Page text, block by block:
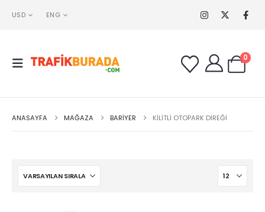
USD ENG
0
ANASAYFA MAĞAZA BARIYER KILITLI OTOPARK DIREĞI